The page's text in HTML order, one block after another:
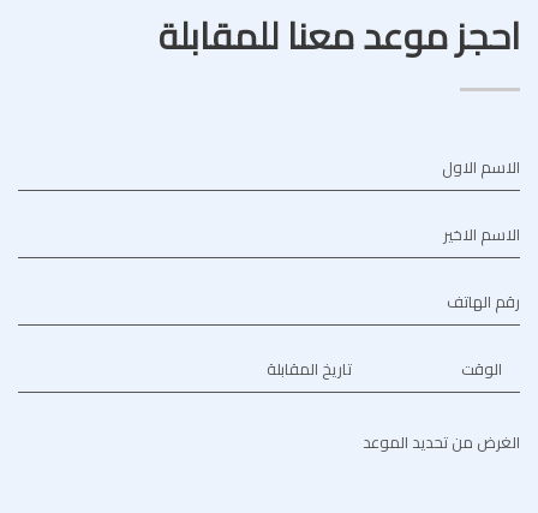
احجز موعد معنا للمقابلة
الاسم الاول
الاسم الاخير
رقم الهاتف
تاريخ المقابلة الوقت
الغرض من تحديد الموعد